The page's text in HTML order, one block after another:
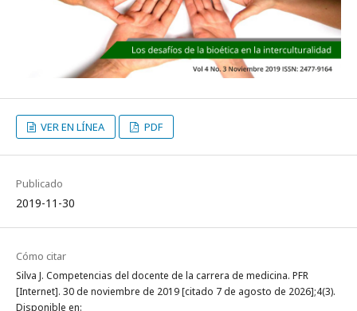
VER EN LÍNEA PDF
Publicado
2019-11-30
Cómo citar
Silva J. Competencias del docente de la carrera de medicina. PFR
[Internet]. 30 de noviembre de 2019 [citado 7 de agosto de 2026];4(3).
Disponible en: